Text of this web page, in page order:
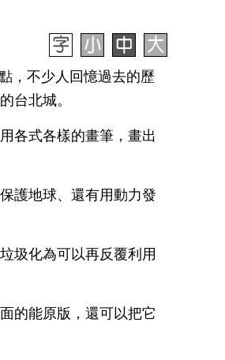
，不少人回憶過去的歷
台北城。
各式各樣的畫筆，畫出
護地球、還有用動力發
圾化為可以再反覆利用
的能原版，還可以把它